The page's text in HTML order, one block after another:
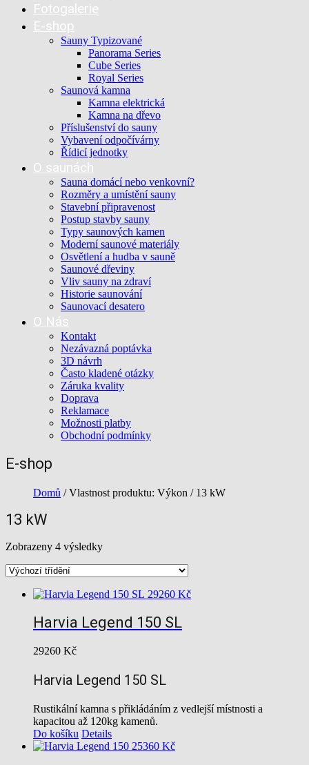
Fotogalerie
E-shop
Sauny Typizované
Panorama Series
Cube Series
Royal Series
Saunová kamna
Kamna elektrická
Kamna na dřevo
Příslušenství do sauny
Vybavení odpočívárny
Řídicí jednotky
O saunách
Sauna domácí nebo venkovní?
Rozměry a umístění sauny
Stavební připravenost
Postup stavby sauny
Typy saunových kamen
Moderní saunové materiály
Osvětlení a hudba v sauně
Saunové dřeviny
Vliv sauny na zdraví
Historie saunování
Saunovací desatero
O Nás
Kontakt
Nezávazná poptávka
3D návrh
Často kladené otázky
Záruka kvality
Doprava
Reklamace
Možnosti platby
Obchodní podmínky
E-shop
Domů / Vlastnost produktu: Výkon / 13 kW
13 kW
Zobrazeny 4 výsledky
29260 Kč
Harvia Legend 150 SL
29260 Kč
Harvia Legend 150 SL
Rustikální kamna s přikládáním z vedlejší místnosti a
kapacitou až 120kg kamenů.
Do košíku Details
25360 Kč